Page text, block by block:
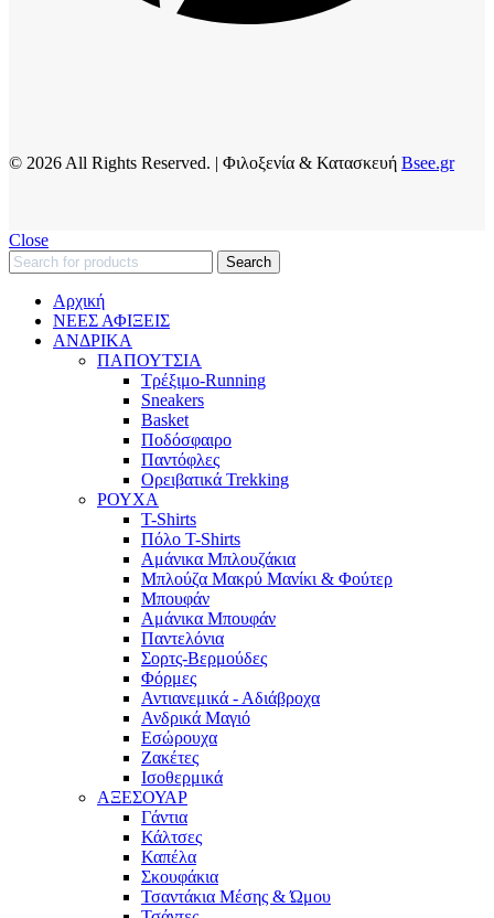
© 2026 All Rights Reserved. | Φιλοξενία & Κατασκευή Bsee.gr
Close
Search
Αρχική
ΝΕΕΣ ΑΦΙΞΕΙΣ
AΝΔΡΙΚΑ
ΠΑΠΟΥΤΣΙΑ
Τρέξιμο-Running
Sneakers
Basket
Ποδόσφαιρο
Παντόφλες
Ορειβατικά Trekking
ΡΟΥΧΑ
T-Shirts
Πόλο T-Shirts
Αμάνικα Μπλουζάκια
Μπλούζα Μακρύ Μανίκι & Φούτερ
Μπουφάν
Αμάνικα Μπουφάν
Παντελόνια
Σορτς-Βερμούδες
Φόρμες
Αντιανεμικά - Αδιάβροχα
Ανδρικά Μαγιό
Εσώρουχα
Ζακέτες
Ισοθερμικά
ΑΞΕΣΟΥΑΡ
Γάντια
Κάλτσες
Καπέλα
Σκουφάκια
Τσαντάκια Μέσης & Ώμου